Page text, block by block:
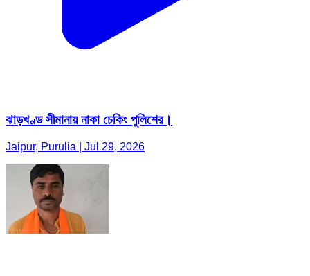
ঝাড়খণ্ড সীমানায় নাকা চেকিং পুলিশের।
Jaipur, Purulia | Jul 29, 2026